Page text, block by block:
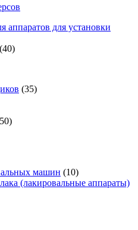
аппаратов для установки
(40)
(35)
машин (10)
(лакировальные аппараты)